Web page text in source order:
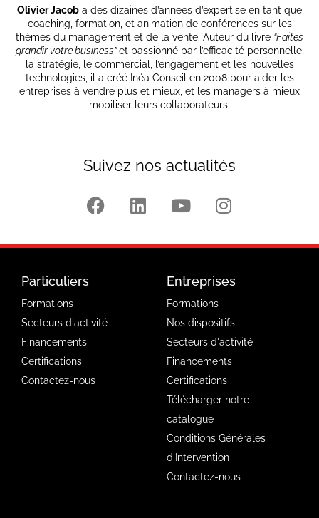
Olivier Jacob a des dizaines d’années d’expertise en tant que
coaching, formation, et animation de conférences sur les
thèmes du management et de la vente. Auteur du livre “Faites
grandir votre business”et passionné par l’efficacité personnelle,
la stratégie, le commercial, l’engagement et les nouvelles
technologies, il a créé Inéa Conseil en 2008 pour aider les
entreprises à vendre plus et mieux, et les managers à mieux
mobiliser leurs collaborateurs.
Suivez nos actualités
Particuliers
Formations
Secteurs d'activité
Financements
Certifications
Contactez-nous
Entreprises
Formations
Nos dispositifs
Secteurs d'activité
Financements
Certifications
Télécharger notre
catalogue
Conditions Générales
d'Intervention
Contactez-nous